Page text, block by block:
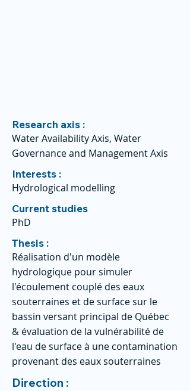
Research axis :
Water Availability Axis, Water
Governance and Management Axis
Interests :
Hydrological modelling
Current studies
PhD
Thesis :
Réalisation d'un modèle
hydrologique pour simuler
l'écoulement couplé des eaux
souterraines et de surface sur le
bassin versant principal de Québec
& évaluation de la vulnérabilité de
l'eau de surface à une contamination
provenant des eaux souterraines
Direction :